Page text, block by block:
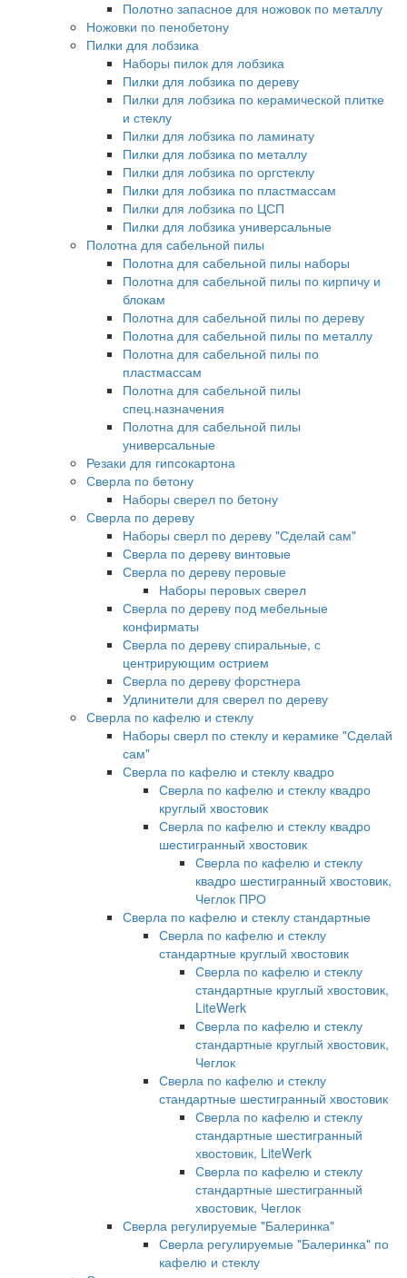
Полотно запасное для ножовок по металлу
Ножовки по пенобетону
Пилки для лобзика
Наборы пилок для лобзика
Пилки для лобзика по дереву
Пилки для лобзика по керамической плитке
и стеклу
Пилки для лобзика по ламинату
Пилки для лобзика по металлу
Пилки для лобзика по оргстеклу
Пилки для лобзика по пластмассам
Пилки для лобзика по ЦСП
Пилки для лобзика универсальные
Полотна для сабельной пилы
Полотна для сабельной пилы наборы
Полотна для сабельной пилы по кирпичу и
блокам
Полотна для сабельной пилы по дереву
Полотна для сабельной пилы по металлу
Полотна для сабельной пилы по
пластмассам
Полотна для сабельной пилы
спец.назначения
Полотна для сабельной пилы
универсальные
Резаки для гипсокартона
Сверла по бетону
Наборы сверел по бетону
Сверла по дереву
Наборы сверл по дереву "Сделай сам"
Сверла по дереву винтовые
Сверла по дереву перовые
Наборы перовых сверел
Сверла по дереву под мебельные
конфирматы
Сверла по дереву спиральные, с
центрирующим острием
Сверла по дереву форстнера
Удлинители для сверел по дереву
Сверла по кафелю и стеклу
Наборы сверл по стеклу и керамике "Сделай
сам"
Сверла по кафелю и стеклу квадро
Сверла по кафелю и стеклу квадро
круглый хвостовик
Сверла по кафелю и стеклу квадро
шестигранный хвостовик
Сверла по кафелю и стеклу
квадро шестигранный хвостовик,
Чеглок ПРО
Сверла по кафелю и стеклу стандартные
Сверла по кафелю и стеклу
стандартные круглый хвостовик
Сверла по кафелю и стеклу
стандартные круглый хвостовик,
LiteWerk
Сверла по кафелю и стеклу
стандартные круглый хвостовик,
Чеглок
Сверла по кафелю и стеклу
стандартные шестигранный хвостовик
Сверла по кафелю и стеклу
стандартные шестигранный
хвостовик, LiteWerk
Сверла по кафелю и стеклу
стандартные шестигранный
хвостовик, Чеглок
Сверла регулируемые "Балеринка"
Сверла регулируемые "Балеринка" по
кафелю и стеклу